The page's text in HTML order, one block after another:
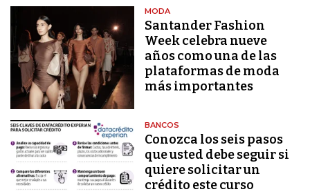
MODA
Santander Fashion
Week celebra nueve
años como una de las
plataformas de moda
más importantes
BANCOS
Conozca los seis pasos
que usted debe seguir si
quiere solicitar un
crédito este curso